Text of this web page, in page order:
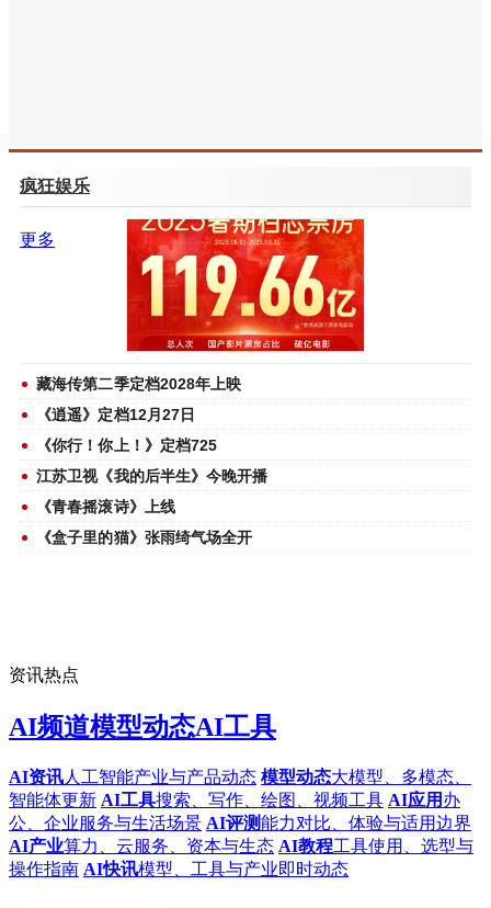
疯狂娱乐
更多
2025年暑期档总票房119.66亿元
藏海传第二季定档2028年上映
《逍遥》定档12月27日
《你行！你上！》定档725
江苏卫视《我的后半生》今晚开播
《青春摇滚诗》上线
《盒子里的猫》张雨绮气场全开
资讯热点
AI频道模型动态AI工具
AI资讯人工智能产业与产品动态 模型动态大模型、多模态、
智能体更新 AI工具搜索、写作、绘图、视频工具 AI应用 办
公、企业服务与生活场景 AI评测能力对比、体验与适用边界
AI产业算力、云服务、资本与生态 AI教程工具使用、选型与
操作指南 AI快讯模型、工具与产业即时动态